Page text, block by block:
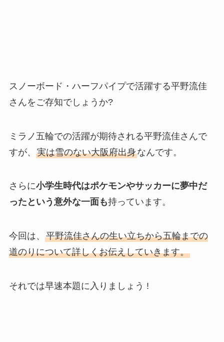
スノーボード・ハーフパイプで活躍する平野流佳
さんをご存知でしょうか?
ミラノ五輪での活躍が期待される平野流佳さんで
すが、 実は雪のない大阪府出身なんです。
さらに小学生時代はポケモンやサッカーに夢中だ
ったという意外な一面も持っています。
今回は、 平野流佳さんの生い立ちから五輪までの
道のりについて詳しくお伝えしていきます。
それでは早速本題に入りましょう !